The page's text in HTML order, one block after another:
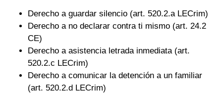
Derecho a guardar silencio (art. 520.2.a LECrim)
Derecho a no declarar contra ti mismo (art. 24.2
CE)
Derecho a asistencia letrada inmediata (art.
520.2.c LECrim)
Derecho a comunicar la detención a un familiar
(art. 520.2.d LECrim)